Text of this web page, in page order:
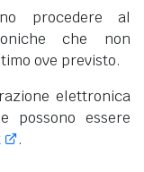
procedere al
che non
ove previsto.
elettronica
possono essere
.